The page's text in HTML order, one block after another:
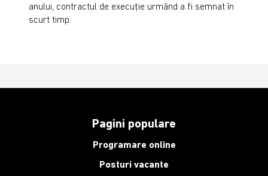
anului, contractul de execuție urmând a fi semnat în
scurt timp.
Pagini populare
Programare online
Posturi vacante